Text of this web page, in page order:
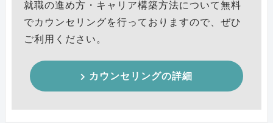
就職の進め方・キャリア構築方法について無料
でカウンセリングを行っておりますので、ぜひ
ご利用ください。
カウンセリングの詳細